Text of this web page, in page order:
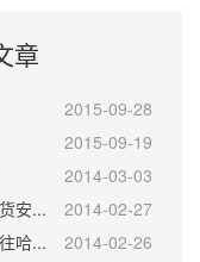
章
2015-09-28
2015-09-19
2014-03-03
2014-02-27
安...
2014-02-26
哈...